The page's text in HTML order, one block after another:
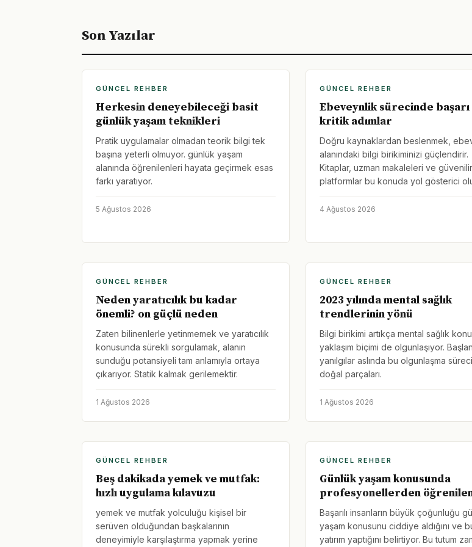
Son Yazılar
GÜNCEL REHBER
Herkesin deneyebileceği basit
günlük yaşam teknikleri
Pratik uygulamalar olmadan teorik bilgi tek
başına yeterli olmuyor. günlük yaşam
alanında öğrenilenleri hayata geçirmek esas
farkı yaratıyor.
5 Ağustos 2026
GÜNCEL REHBER
Ebeveynlik sürecinde
kritik adımlar
Doğru kaynaklardan beslenmek,
alanındaki bilgi birikiminizi güçlendirir.
Kitaplar, uzman makaleleri ve güvenilir
platformlar bu konuda yol gösterici
4 Ağustos 2026
GÜNCEL REHBER
Neden yaratıcılık bu kadar
önemli? on güçlü neden
Zaten bilinenlerle yetinmemek ve yaratıcılık
konusunda sürekli sorgulamak, alanın
sunduğu potansiyeli tam anlamıyla ortaya
çıkarıyor. Statik kalmak gerilemektir.
1 Ağustos 2026
GÜNCEL REHBER
2023 yılında mental sağlık
trendlerinin yönü
Bilgi birikimi artıkça mental sağlık
yaklaşım biçimi de olgunlaşıyor.
yanılgılar aslında bu olgunlaşma
doğal parçaları.
1 Ağustos 2026
GÜNCEL REHBER
Beş dakikada yemek ve mutfak:
hızlı uygulama kılavuzu
yemek ve mutfak yolculuğu kişisel bir
serüven olduğundan başkalarının
deneyimiyle karşılaştırma yapmak yerine
GÜNCEL REHBER
Günlük yaşam konusunda
profesyonellerden
Başarılı insanların büyük çoğunluğu
yaşam konusunu ciddiye aldığını ve
yatırım yaptığını belirtiyor. Bu tutum